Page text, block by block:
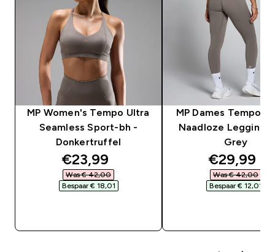
MP Women's Tempo Ultra
Seamless Sport-bh -
Donkertruffel
discounted price
€23,99‎
Was € 42,00‎
Bespaar € 18,01‎
MP Dames Tempo
Naadloze Legging -
Grey
€29,99‎
Was € 42,00‎
Bespaar € 12,01‎